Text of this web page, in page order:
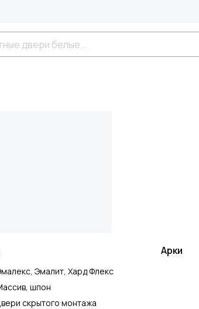
скрытого монтажа
шпон
Эмалит, Хард Флекс
Арки